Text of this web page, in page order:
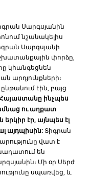
Սարգսյանին
նշանակելիս
Սարգսյանի
փորձը,
կհանգեցնեն
արդյունքների։
էին, բայց
ինչպես
ու աղքատ
էր, այնպես էլ
այդպիսին: Տիգրան
վատ է
են
Մի օր Սերժ
սպառվեց, և